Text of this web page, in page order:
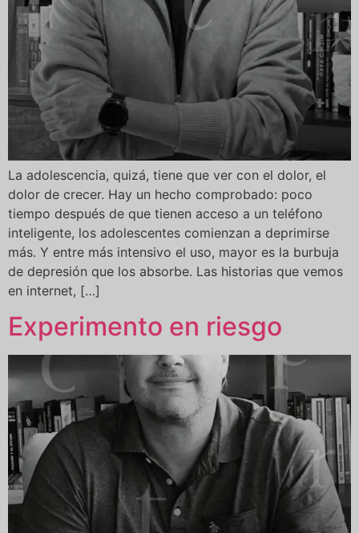
La adolescencia, quizá, tiene que ver con el dolor, el
dolor de crecer. Hay un hecho comprobado: poco
tiempo después de que tienen acceso a un teléfono
inteligente, los adolescentes comienzan a deprimirse
más. Y entre más intensivo el uso, mayor es la burbuja
de depresión que los absorbe. Las historias que vemos
en internet, […]
Experimento en riesgo